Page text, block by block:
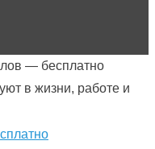
— бесплатно
в жизни, работе и